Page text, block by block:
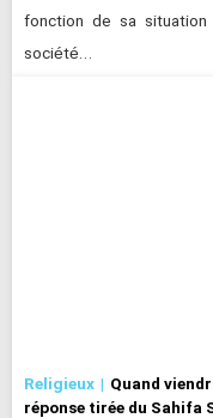
fonction de sa
société…
Religieux
Quand
réponse tirée du Sahifa